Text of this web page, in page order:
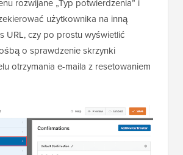
rozwijane „Typ potwierdzenia” i
użytkownika na inną
URL, czy po prostu wyświetlić
o sprawdzenie skrzynki
otrzymania e-maila z resetowaniem